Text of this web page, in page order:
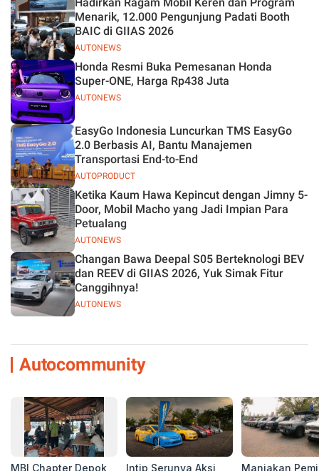
Jelas
AUTONEWS
Menarik, 12.000 Pengunjung Padati Booth
BAIC di GIIAS 2026
AUTONEWS
Honda Resmi Buka Pemesanan Honda
Super-ONE, Harga Rp438 Juta
AUTOPRODUCT
EasyGo Indonesia Luncurkan TMS EasyGo
2.0 Berbasis AI, Bantu Manajemen
Transportasi End-to-End
AUTONEWS
Ketika Kaum Hawa Kepincut dengan Jimny 5-
Door, Mobil Macho yang Jadi Impian Para
Petualang
AUTONEWS
Changan Bawa Deepal S05 Berteknologi BEV
dan REEV di GIIAS 2026, Yuk Simak Fitur
Canggihnya!
Autocommunity
MBI Chapter Depok,
Intip Serunya Aksi
Manjakan